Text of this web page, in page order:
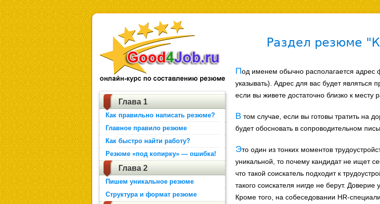
Раздел резюме
Под именем обычно располагается адрес
указывать). Адрес для вас будет являться
если вы живете достаточно близко к месту
В том случае, если вы готовы тратить на
будет обосновать в сопроводительном
Это один из тонких моментов
уникальной, то почему кандидат не ищет
что такой соискатель подходит к
такого соискателя нигде не берут.
Кроме того, на собеседовании HR-
Глава 1
Как правильно написать резюме?
Главное правило резюме
Как быстро найти работу?
Резюме «под копирку» — ошибка!
Глава 2
Пишем уникальное резюме
Структура и формат резюме